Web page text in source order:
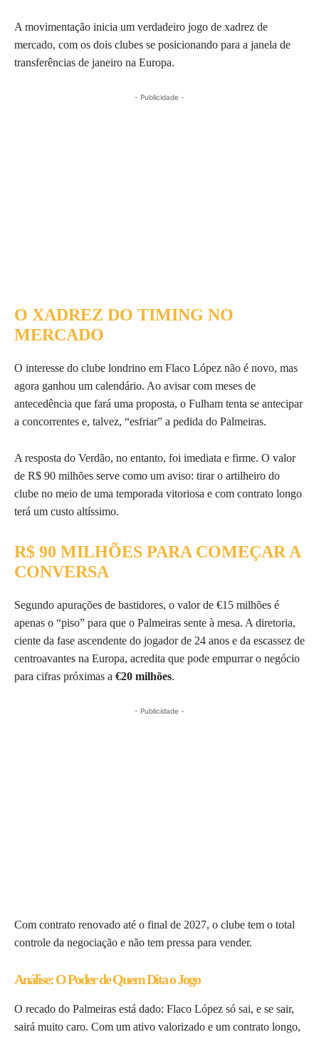
A movimentação inicia um verdadeiro jogo de xadrez de
mercado, com os dois clubes se posicionando para a janela de
transferências de janeiro na Europa.
- Publicidade -
O XADREZ DO TIMING NO
MERCADO
O interesse do clube londrino em Flaco López não é novo, mas
agora ganhou um calendário. Ao avisar com meses de
antecedência que fará uma proposta, o Fulham tenta se antecipar
a concorrentes e, talvez, “esfriar” a pedida do Palmeiras.
A resposta do Verdão, no entanto, foi imediata e firme. O valor
de R$ 90 milhões serve como um aviso: tirar o artilheiro do
clube no meio de uma temporada vitoriosa e com contrato longo
terá um custo altíssimo.
R$ 90 MILHÕES PARA COMEÇAR A
CONVERSA
Segundo apurações de bastidores, o valor de €15 milhões é
apenas o “piso” para que o Palmeiras sente à mesa. A diretoria,
ciente da fase ascendente do jogador de 24 anos e da escassez de
centroavantes na Europa, acredita que pode empurrar o negócio
para cifras próximas a €20 milhões.
- Publicidade -
Com contrato renovado até o final de 2027, o clube tem o total
controle da negociação e não tem pressa para vender.
Análise: O Poder de Quem Dita o Jogo
O recado do Palmeiras está dado: Flaco López só sai, e se sair,
sairá muito caro. Com um ativo valorizado e um contrato longo,